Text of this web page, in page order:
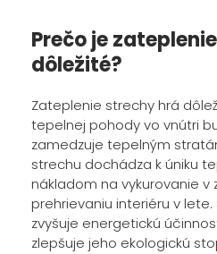
Prečo je
dôležité?
Zateplenie strechy hrá
tepelnej pohody vo vnútri
zamedzuje tepelným
strechu dochádza k úniku
nákladom na vykurovanie v
prehrievaniu interiéru v
zvyšuje energetickú
zlepšuje jeho ekologickú